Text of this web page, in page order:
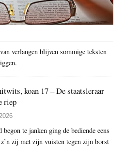
verlangen blijven sommige teksten
koan 17 – De staatsleraar
riep
begon te janken ging de bediende eens
zij met zijn vuisten tegen zijn borst